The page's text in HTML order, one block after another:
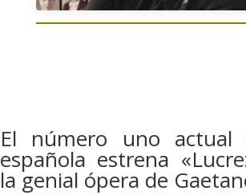
El número uno
española estrena
la genial ópera de